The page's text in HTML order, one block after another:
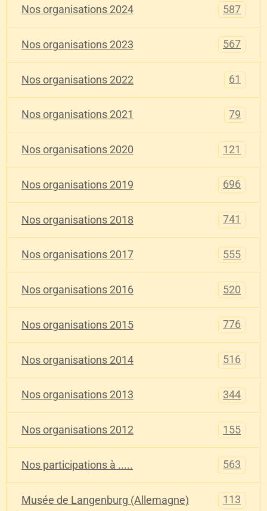
Nos organisations 2024 587
Nos organisations 2023 567
Nos organisations 2022 61
Nos organisations 2021 79
Nos organisations 2020 121
Nos organisations 2019 696
Nos organisations 2018 741
Nos organisations 2017 555
Nos organisations 2016 520
Nos organisations 2015 776
Nos organisations 2014 516
Nos organisations 2013 344
Nos organisations 2012 155
Nos participations à ..... 563
Musée de Langenburg (Allemagne) 113